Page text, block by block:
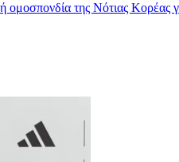
ομοσπονδία της Νότιας Κορέας